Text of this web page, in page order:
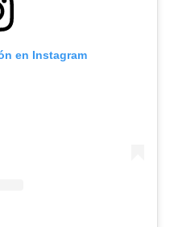
en Instagram